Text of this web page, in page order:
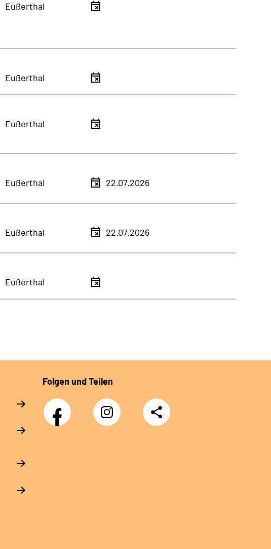
Eußerthal
Eußerthal
Eußerthal
Eußerthal 22.07.2026
Eußerthal 22.07.2026
Eußerthal
Folgen und Teilen
Facebook
Instagram
DRV
Nachwuchskräfte
Teilen